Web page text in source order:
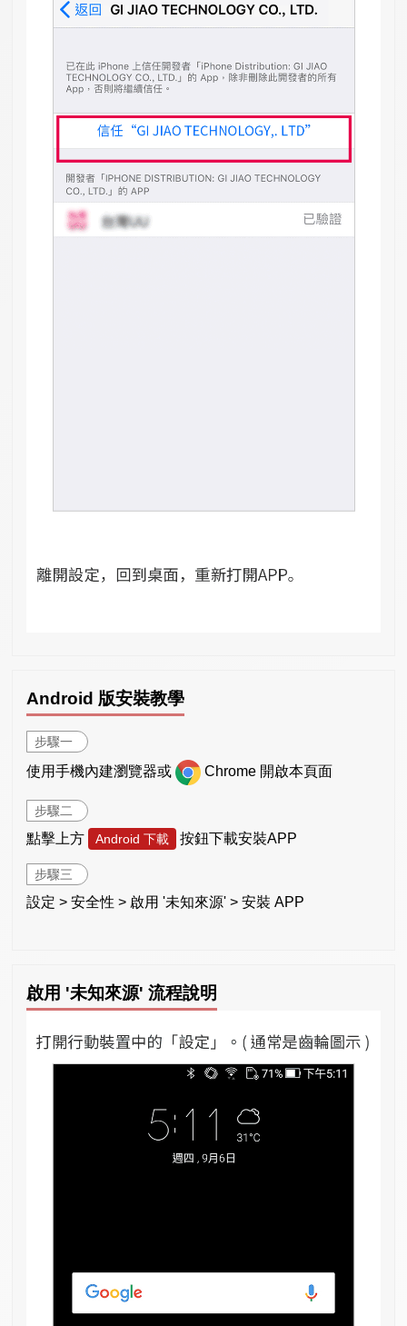
Android 版安裝教學
步驟一
使用手機內建瀏覽器或 Chrome 開啟本頁面
步驟二
點擊上方 Android 下載 按鈕下載安裝APP
步驟三
設定 > 安全性 > 啟用 '未知來源' > 安裝 APP
啟用 '未知來源' 流程說明